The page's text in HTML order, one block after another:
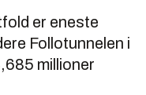
er eneste
Follotunnelen i
millioner